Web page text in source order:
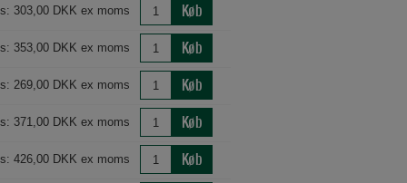
303,00 DKK ex moms Køb
353,00 DKK ex moms Køb
269,00 DKK ex moms Køb
371,00 DKK ex moms Køb
426,00 DKK ex moms Køb